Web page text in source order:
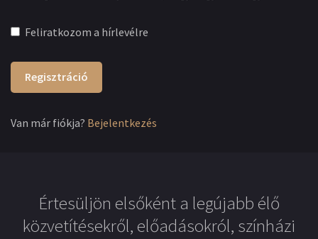
Feliratkozom a hírlevélre
Regisztráció
Van már fiókja? Bejelentkezés
Értesüljön elsőként a legújabb élő
közvetítésekről, előadásokról, színházi